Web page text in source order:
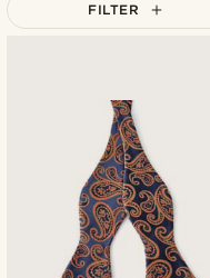
FILTER